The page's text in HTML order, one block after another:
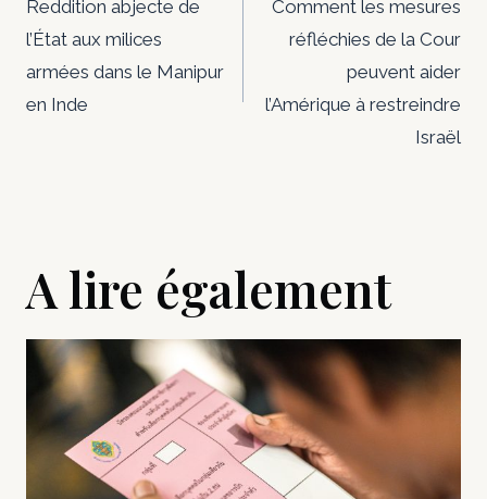
de
l’article
Reddition abjecte de
l’État aux milices
armées dans le Manipur
en Inde
Comment les mesures
réfléchies de la Cour
peuvent aider
l’Amérique à restreindre
Israël
A lire également